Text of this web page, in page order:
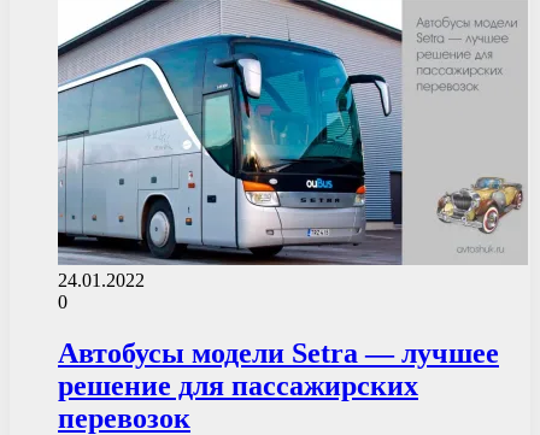
24.01.2022
0
Автобусы модели Setra — лучшее
решение для пассажирских
перевозок